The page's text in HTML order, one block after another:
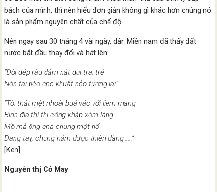
bách của mình, thì nên hiểu đơn giản không gì khác hơn chúng nó
là sản phẩm nguyên chất của chế độ.
Nên ngay sau 30 tháng 4 vài ngày, dân Miền nam đã thấy đất
nước bắt đầu thay đổi và hát lên:
“Đôi dép râu dẫm nát đời trai trẻ
Nón tai bèo che khuất nẻo tương lai”
“Tôi thật mệt nhoài buá vác với liềm mang
Bình địa thì thi công khắp xóm làng.
Mồ mả ông cha chung một hố
Dang tay, chúng nắm được thiên đàng……”
[Ken]
Nguyễn thị Cỏ May